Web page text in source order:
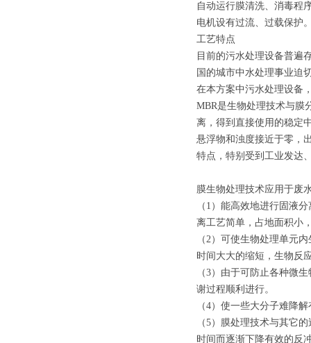
自动运行膜清洗、消毒程
电机设有过流、过载保护
工艺特点
目前的污水处理设备普遍
国的城市中水处理事业迫
在本方案中污水处理设备
MBR是生物处理技术与膜
离，得到直接使用的稳定
悬浮物和浊度接近于零，
特点，特别受到工业发达
膜生物处理技术应用于废
（1）能高效地进行固液
离工艺简单，占地面积小
（2）可使生物处理单元
时间大大的缩短，生物反
（3）由于可防止各种微
谢过程顺利进行。
（4）使一些大分子难降
（5）膜处理技术与其它
时间而逐渐下降有效的反